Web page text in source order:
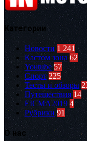
Категории
Новости 1 241
Кастом зона 62
Youtube 57
Спорт 225
Тесты и обзоры
Путешествия 14
EICMA2019 4
Рубрики 91
О нас